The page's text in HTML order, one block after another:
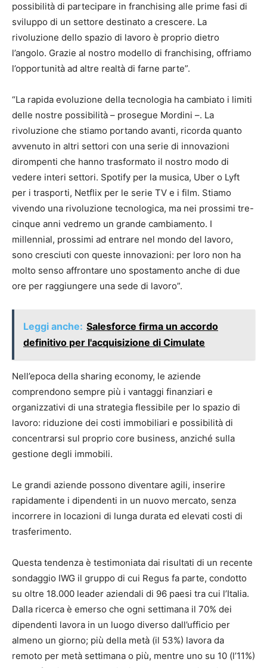
possibilità di partecipare in franchising alle prime fasi di
sviluppo di un settore destinato a crescere. La
rivoluzione dello spazio di lavoro è proprio dietro
l’angolo. Grazie al nostro modello di franchising, offriamo
l’opportunità ad altre realtà di farne parte”.
“La rapida evoluzione della tecnologia ha cambiato i limiti
delle nostre possibilità – prosegue Mordini –. La
rivoluzione che stiamo portando avanti, ricorda quanto
avvenuto in altri settori con una serie di innovazioni
dirompenti che hanno trasformato il nostro modo di
vedere interi settori. Spotify per la musica, Uber o Lyft
per i trasporti, Netflix per le serie TV e i film. Stiamo
vivendo una rivoluzione tecnologica, ma nei prossimi tre-
cinque anni vedremo un grande cambiamento. I
millennial, prossimi ad entrare nel mondo del lavoro,
sono cresciuti con queste innovazioni: per loro non ha
molto senso affrontare uno spostamento anche di due
ore per raggiungere una sede di lavoro”.
Leggi anche: Salesforce firma un accordo
definitivo per l'acquisizione di Cimulate
Nell’epoca della sharing economy, le aziende
comprendono sempre più i vantaggi finanziari e
organizzativi di una strategia flessibile per lo spazio di
lavoro: riduzione dei costi immobiliari e possibilità di
concentrarsi sul proprio core business, anziché sulla
gestione degli immobili.
Le grandi aziende possono diventare agili, inserire
rapidamente i dipendenti in un nuovo mercato, senza
incorrere in locazioni di lunga durata ed elevati costi di
trasferimento.
Questa tendenza è testimoniata dai risultati di un recente
sondaggio IWG il gruppo di cui Regus fa parte, condotto
su oltre 18.000 leader aziendali di 96 paesi tra cui l’Italia.
Dalla ricerca è emerso che ogni settimana il 70% dei
dipendenti lavora in un luogo diverso dall’ufficio per
almeno un giorno; più della metà (il 53%) lavora da
remoto per metà settimana o più, mentre uno su 10 (l’11%)